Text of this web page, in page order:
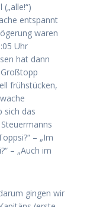
entspannt
waren
Uhr
hat dann
frühstücken,
sich das
– „Im
– „Auch im
gingen wir